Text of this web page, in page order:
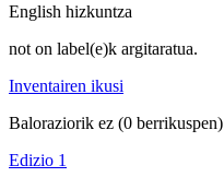
English hizkuntza
not on label(e)k argitaratua.
Inventairen ikusi
Baloraziorik ez (0 berrikuspen)
Edizio 1